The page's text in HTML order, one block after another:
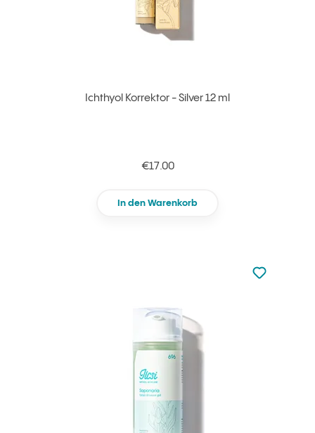
Ichthyol Korrektor - Silver 12 ml
€17.00
In den Warenkorb
zu den
zu Ihren